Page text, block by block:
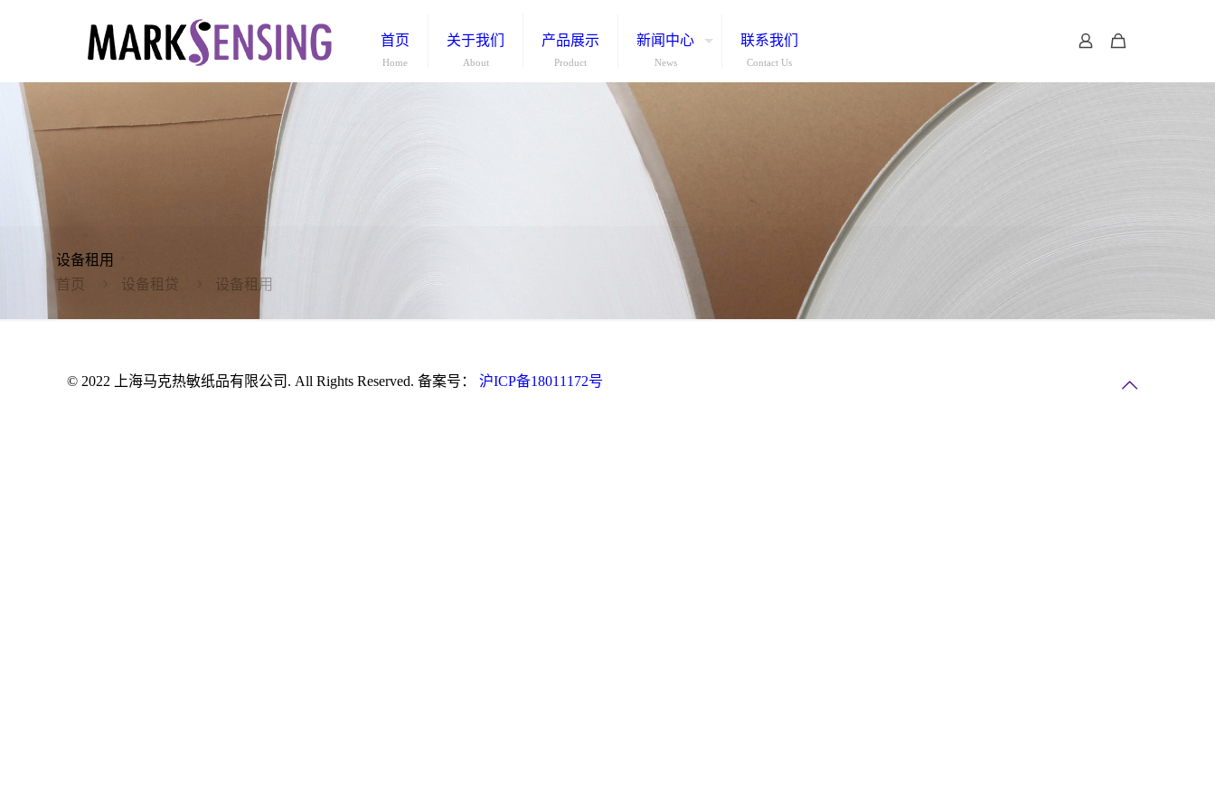
首页
Home
关于我们
About
产品展示
Product
新闻中心
News
联系我们
Contact Us
设备租用
首页
设备租贷 设备租用
© 2022 上海马克热敏纸品有限公司. All Rights Reserved. 备案号： 沪ICP备18011172号